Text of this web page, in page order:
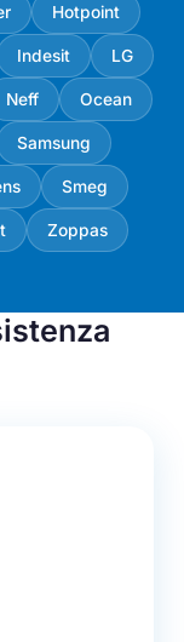
Hotpoint
Indesit LG
Neff Ocean
Samsung
Smeg
Zoppas